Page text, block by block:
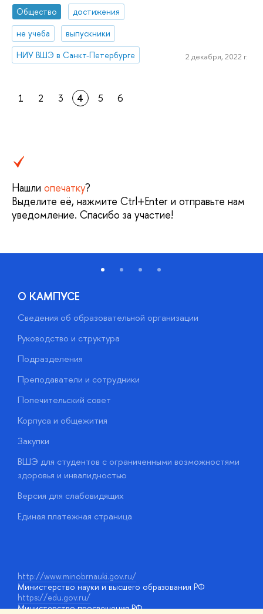
Общество
достижения
не учеба
выпускники
НИУ ВШЭ в Санкт-Петербурге
2 декабря, 2022 г.
1 2 3 4 5 6
Нашли опечатку?
Выделите её, нажмите Ctrl+Enter и отправьте нам
уведомление. Спасибо за участие!
О КАМПУСЕ
Сведения об образовательной организации
Руководство и структура
Подразделения
Преподаватели и сотрудники
Попечительский совет
Корпуса и общежития
Закупки
ВШЭ для студентов с ограниченными возможностями
здоровья и инвалидностью
Версия для слабовидящих
Единая платежная страница
http://www.minobrnauki.gov.ru/
Министерство науки и высшего образования РФ
https://edu.gov.ru/
Министерство просвещения РФ